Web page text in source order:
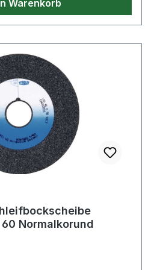
Warenkorb
Ø175xB25x32mm 60 Normalkorund